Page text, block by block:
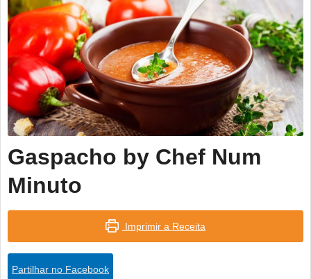
Gaspacho by Chef Num
Minuto
Imprimir a Receita
Partilhar no Facebook